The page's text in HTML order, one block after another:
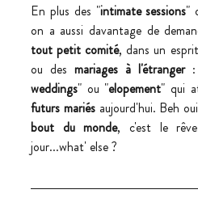
En plus des "intimate sessions"
on a aussi davantage de
tout petit comité, dans un
ou des mariages à l'étranger :
weddings" ou "elopement
futurs mariés aujourd'hui. Beh
bout du monde, c'est le
jour...what' else ?